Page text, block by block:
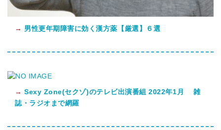
→ 男性更年期障害に効く漢方薬【厳選】６選
→ Sexy Zone(セクゾ)のテレビ出演番組 2022年1月 雑
誌・ラジオまで網羅